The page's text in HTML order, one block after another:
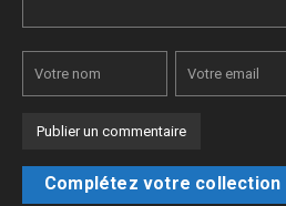
Complétez votre collection